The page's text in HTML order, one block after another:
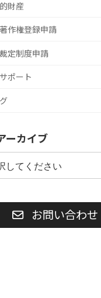
財産
著作権登録申請
裁定制度申請
ポート
ーカイブ
お問い合わせ